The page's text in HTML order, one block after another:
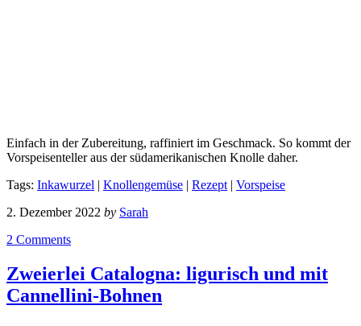
Einfach in der Zubereitung, raffiniert im Geschmack. So kommt der
Vorspeisenteller aus der südamerikanischen Knolle daher.
Tags: Inkawurzel | Knollengemüse | Rezept | Vorspeise
2. Dezember 2022 by Sarah
2 Comments
Zweierlei Catalogna: ligurisch und mit
Cannellini-Bohnen